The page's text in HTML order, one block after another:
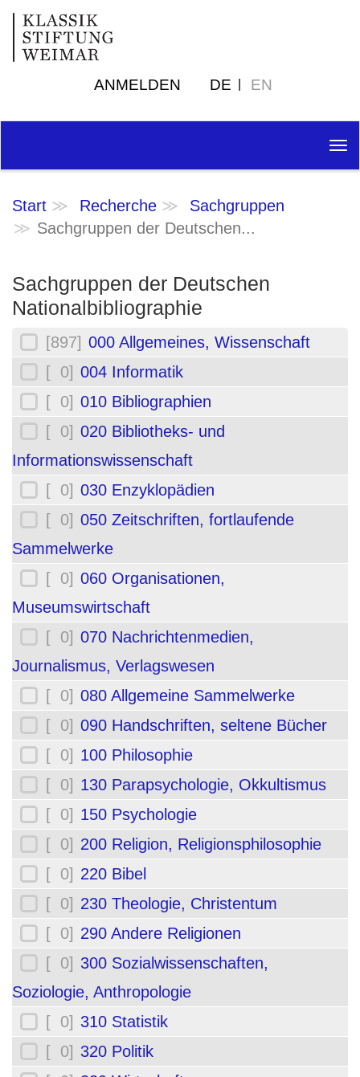
ANMELDEN DE EN
Start Recherche
Sachgruppen
Sachgruppen der Deutschen...
Sachgruppen der Deutschen
Nationalbibliographie
[897] 000 Allgemeines, Wissenschaft
[ 0] 004 Informatik
[ 0] 010 Bibliographien
[ 0] 020 Bibliotheks- und
Informationswissenschaft
[ 0] 030 Enzyklopädien
[ 0] 050 Zeitschriften, fortlaufende
Sammelwerke
[ 0] 060 Organisationen,
Museumswirtschaft
[ 0] 070 Nachrichtenmedien,
Journalismus, Verlagswesen
[ 0] 080 Allgemeine Sammelwerke
[ 0] 090 Handschriften, seltene Bücher
[ 0] 100 Philosophie
[ 0] 130 Parapsychologie, Okkultismus
[ 0] 150 Psychologie
[ 0] 200 Religion, Religionsphilosophie
[ 0] 220 Bibel
[ 0] 230 Theologie, Christentum
[ 0] 290 Andere Religionen
[ 0] 300 Sozialwissenschaften,
Soziologie, Anthropologie
[ 0] 310 Statistik
[ 0] 320 Politik